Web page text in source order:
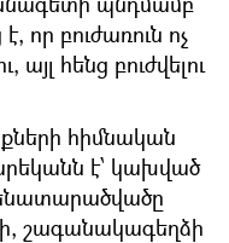
որ բուժառուն ոչ
հենց բուժվելու
հիմնական
է՝ կախված
շագանակագեղձի